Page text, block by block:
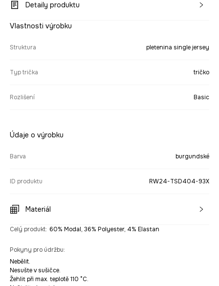
Detaily produktu
Vlastnosti výrobku
Struktura pletenina single jersey
Typ trička tričko
Rozlišení Basic
Údaje o výrobku
Barva burgundské
ID produktu RW24-TSD404-93X
Materiál
Celý produkt: 60% Modal, 36% Polyester, 4% Elastan
Pokyny pro údržbu:
Nebělit.
Nesušte v sušičce.
Žehlit při max. teplotě 110 °C.